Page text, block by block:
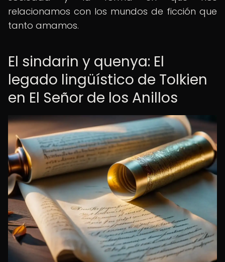
relacionamos con los mundos de ficción que
tanto amamos.
El sindarin y quenya: El
legado lingüístico de Tolkien
en El Señor de los Anillos